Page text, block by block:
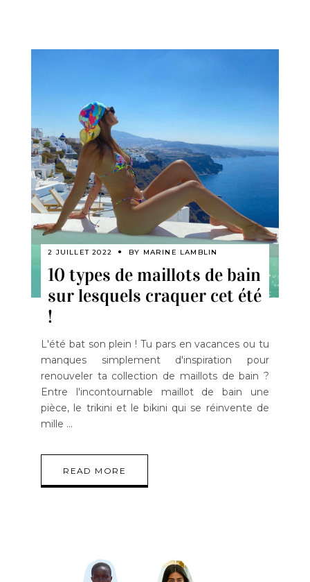
2 JUILLET 2022 BY MARINE LAMBLIN
10 types de maillots de bain
sur lesquels craquer cet été
!
L'été bat son plein ! Tu pars en vacances ou tu
manques simplement d'inspiration pour
renouveler ta collection de maillots de bain ?
Entre l'incontournable maillot de bain une
pièce, le trikini et le bikini qui se réinvente de
mille
READ MORE